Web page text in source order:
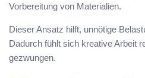
Vorbereitung von Materialien.
Dieser Ansatz hilft, unnötige
Dadurch fühlt sich kreative Arbeit
gezwungen.